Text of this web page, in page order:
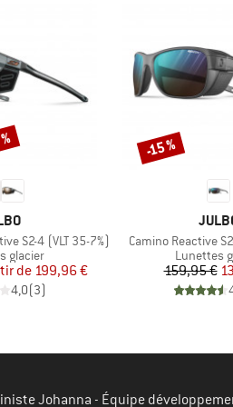
S2-4 (VLT 35-7%)
glacier
Prix
Prix réduit
de 199,96 €
4,0(3)
Article
Camino Reactive
Product
Lunettes
159,95 €
Remise
-15 %
Johanna - Équipe